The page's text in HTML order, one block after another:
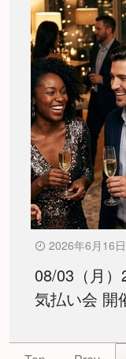
2026年6月16日
08/03（月
気払い会 開